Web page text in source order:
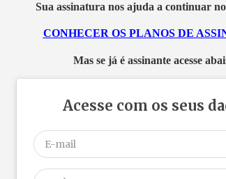
Sua assinatura nos ajuda a continuar
CONHECER OS PLANOS DE
Mas se já é assinante acesse
Acesse com os seus